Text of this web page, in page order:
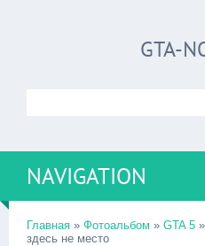
GTA-
NAVIGATION
Главная » Фотоальбом » GTA 5 »
здесь не место